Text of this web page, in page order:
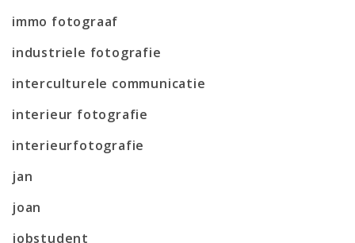
immo fotograaf
industriele fotografie
interculturele communicatie
interieur fotografie
interieurfotografie
jan
joan
jobstudent